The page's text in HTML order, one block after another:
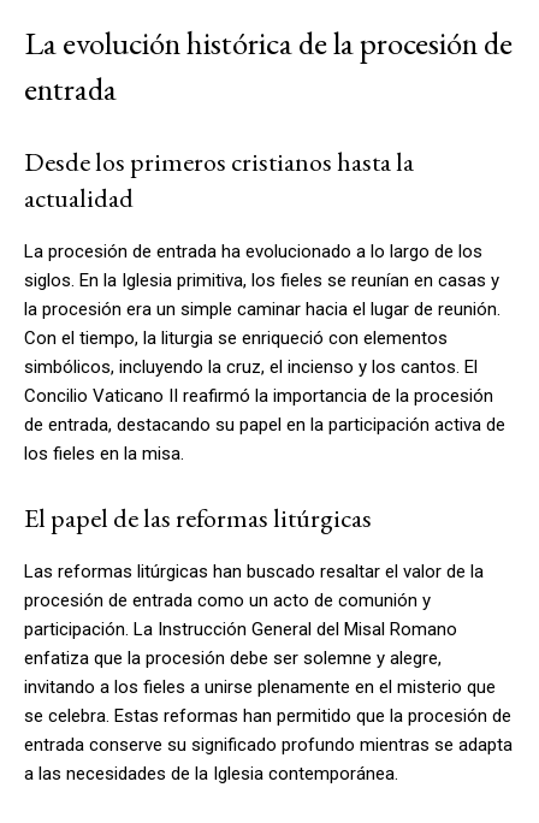
La evolución histórica de la procesión de
entrada
Desde los primeros cristianos hasta la
actualidad
La procesión de entrada ha evolucionado a lo largo de los
siglos. En la Iglesia primitiva, los fieles se reunían en casas y
la procesión era un simple caminar hacia el lugar de reunión.
Con el tiempo, la liturgia se enriqueció con elementos
simbólicos, incluyendo la cruz, el incienso y los cantos. El
Concilio Vaticano II reafirmó la importancia de la procesión
de entrada, destacando su papel en la participación activa de
los fieles en la misa.
El papel de las reformas litúrgicas
Las reformas litúrgicas han buscado resaltar el valor de la
procesión de entrada como un acto de comunión y
participación. La Instrucción General del Misal Romano
enfatiza que la procesión debe ser solemne y alegre,
invitando a los fieles a unirse plenamente en el misterio que
se celebra. Estas reformas han permitido que la procesión de
entrada conserve su significado profundo mientras se adapta
a las necesidades de la Iglesia contemporánea.